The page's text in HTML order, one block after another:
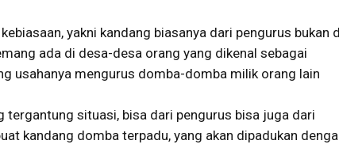
yakni kandang biasanya dari pengurus bukan
ada di desa-desa orang yang dikenal sebagai
usahanya mengurus domba-domba milik orang lain
tergantung situasi, bisa dari pengurus bisa juga dari
kandang domba terpadu, yang akan dipadukan